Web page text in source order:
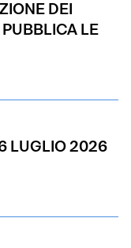
DEI
PUBBLICA LE
LUGLIO 2026